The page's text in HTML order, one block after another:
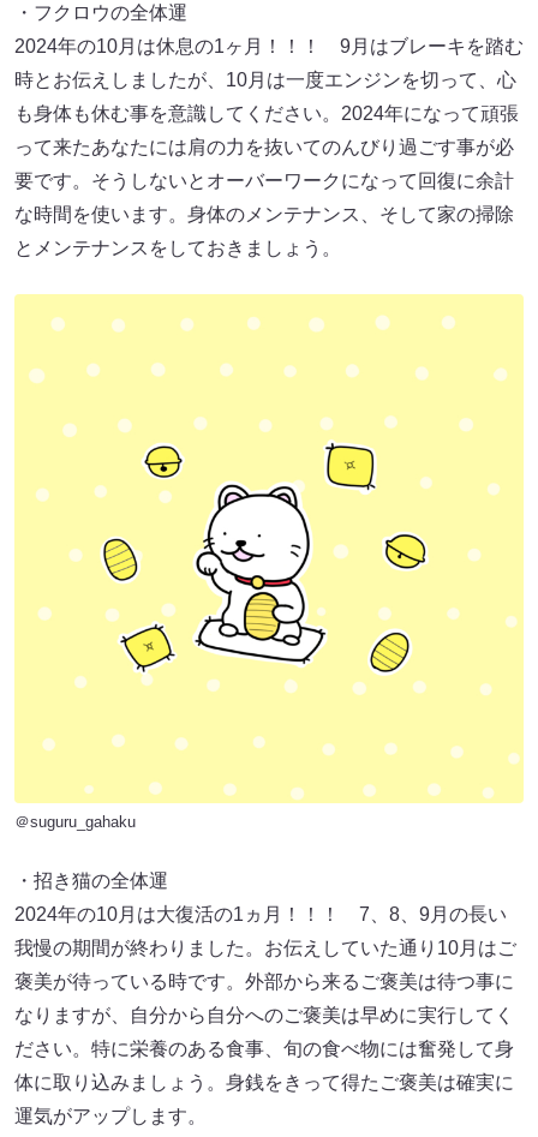
・フクロウの全体運
2024年の10月は休息の1ヶ月！！！ 9月はブレーキを踏む
時とお伝えしましたが、10月は一度エンジンを切って、心
も身体も休む事を意識してください。2024年になって頑張
って来たあなたには肩の力を抜いてのんびり過ごす事が必
要です。そうしないとオーバーワークになって回復に余計
な時間を使います。身体のメンテナンス、そして家の掃除
とメンテナンスをしておきましょう。
＠suguru_gahaku
・招き猫の全体運
2024年の10月は大復活の1ヵ月！！！ 7、8、9月の長い
我慢の期間が終わりました。お伝えしていた通り10月はご
褒美が待っている時です。外部から来るご褒美は待つ事に
なりますが、自分から自分へのご褒美は早めに実行してく
ださい。特に栄養のある食事、旬の食べ物には奮発して身
体に取り込みましょう。身銭をきって得たご褒美は確実に
運気がアップします。